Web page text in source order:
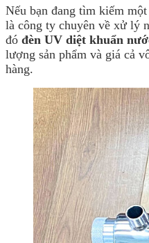
Nếu bạn đang tìm kiếm
là công ty chuyên về xử lý
đó đèn UV diệt khuẩn
lượng sản phẩm và giá cả
hàng.